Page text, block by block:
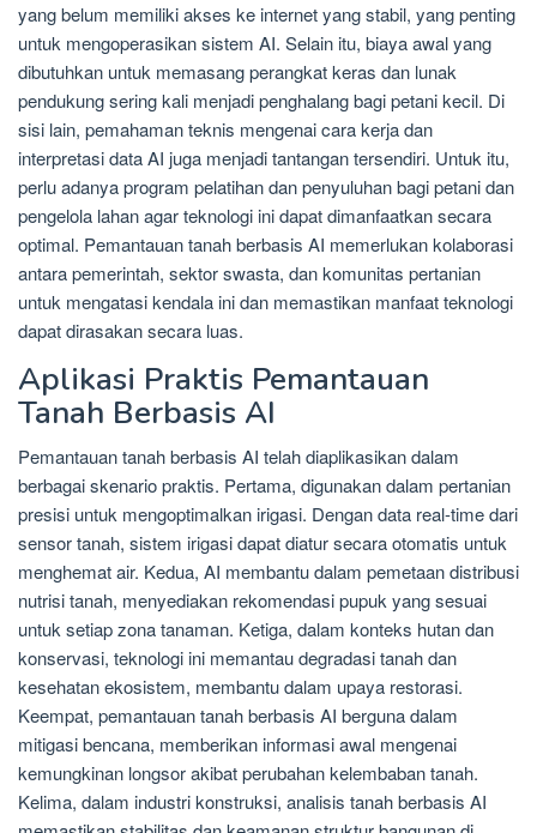
yang belum memiliki akses ke internet yang stabil, yang penting
untuk mengoperasikan sistem AI. Selain itu, biaya awal yang
dibutuhkan untuk memasang perangkat keras dan lunak
pendukung sering kali menjadi penghalang bagi petani kecil. Di
sisi lain, pemahaman teknis mengenai cara kerja dan
interpretasi data AI juga menjadi tantangan tersendiri. Untuk itu,
perlu adanya program pelatihan dan penyuluhan bagi petani dan
pengelola lahan agar teknologi ini dapat dimanfaatkan secara
optimal. Pemantauan tanah berbasis AI memerlukan kolaborasi
antara pemerintah, sektor swasta, dan komunitas pertanian
untuk mengatasi kendala ini dan memastikan manfaat teknologi
dapat dirasakan secara luas.
Aplikasi Praktis Pemantauan
Tanah Berbasis AI
Pemantauan tanah berbasis AI telah diaplikasikan dalam
berbagai skenario praktis. Pertama, digunakan dalam pertanian
presisi untuk mengoptimalkan irigasi. Dengan data real-time dari
sensor tanah, sistem irigasi dapat diatur secara otomatis untuk
menghemat air. Kedua, AI membantu dalam pemetaan distribusi
nutrisi tanah, menyediakan rekomendasi pupuk yang sesuai
untuk setiap zona tanaman. Ketiga, dalam konteks hutan dan
konservasi, teknologi ini memantau degradasi tanah dan
kesehatan ekosistem, membantu dalam upaya restorasi.
Keempat, pemantauan tanah berbasis AI berguna dalam
mitigasi bencana, memberikan informasi awal mengenai
kemungkinan longsor akibat perubahan kelembaban tanah.
Kelima, dalam industri konstruksi, analisis tanah berbasis AI